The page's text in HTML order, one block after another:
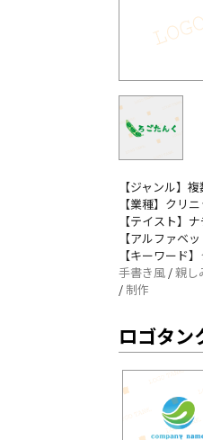
【ジャンル】
【業種】クリ
【テイスト】
【アルファベ
【キーワード】
手書き風 /親し
/ 制作
ロゴタン